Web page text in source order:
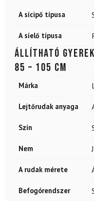
A sícipő típusa
A síelő típusa
Állítható gyerek
85 – 105 cm
Márka
Lejtőrudak anyaga
Szín
Nem
A rudak mérete
Befogórendszer